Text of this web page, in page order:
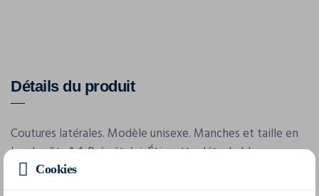
Détails du produit
Coutures latérales. Modèle unisexe. Manches et taille en
bords côte 1x1. Pré-rétréci. Étiquette détachable.
Cookies